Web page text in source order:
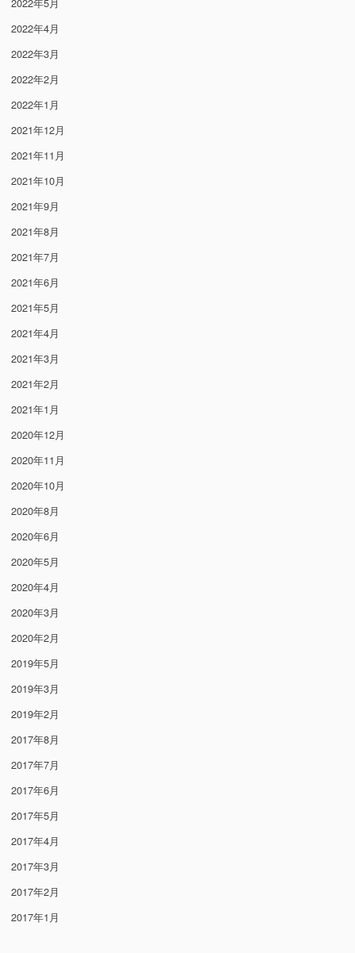
2022年4月
2022年3月
2022年2月
2022年1月
2021年12月
2021年11月
2021年10月
2021年9月
2021年8月
2021年7月
2021年6月
2021年5月
2021年4月
2021年3月
2021年2月
2021年1月
2020年12月
2020年11月
2020年10月
2020年8月
2020年6月
2020年5月
2020年4月
2020年3月
2020年2月
2019年5月
2019年3月
2019年2月
2017年8月
2017年7月
2017年6月
2017年5月
2017年4月
2017年3月
2017年2月
2017年1月